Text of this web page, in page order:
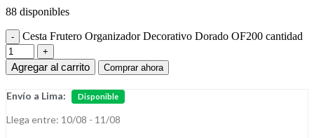
88 disponibles
Cesta Frutero Organizador Decorativo Dorado OF200 cantidad
Agregar al carrito Comprar ahora
Envío a Lima: Disponible
Llega entre: 10/08 - 11/08